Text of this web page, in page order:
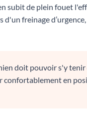
subit de plein fouet
d'un freinage
doit pouvoir s'y
confortablement en